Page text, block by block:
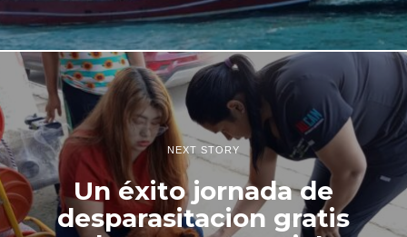
NEXT STORY
Un éxito jornada de
desparasitacion gratis